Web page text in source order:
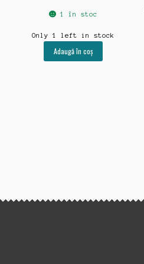
1 în stoc
Only 1 left in stock
Adaugă în coș